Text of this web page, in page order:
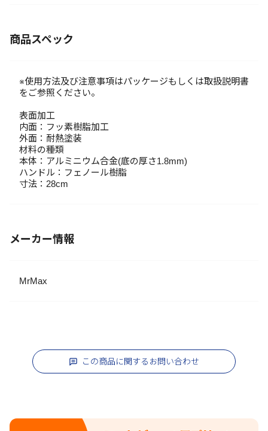
商品スペック
※使用方法及び注意事項はパッケージもしくは取扱説明書
をご参照ください。
表面加工
内面：フッ素樹脂加工
外面：耐熱塗装
材料の種類
本体：アルミニウム合金(底の厚さ1.8mm)
ハンドル：フェノール樹脂
寸法：28cm
メーカー情報
MrMax
この商品に関するお問い合わせ